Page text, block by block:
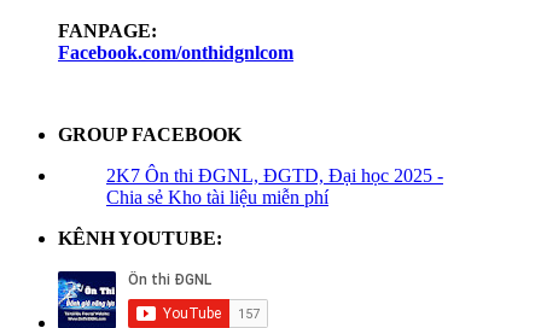
FANPAGE:
Facebook.com/onthidgnlcom
GROUP FACEBOOK
2K7 Ôn thi ĐGNL, ĐGTD, Đại học 2025 -
Chia sẻ Kho tài liệu miễn phí
KÊNH YOUTUBE: